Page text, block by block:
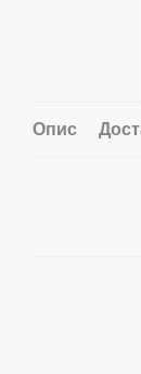
Опис